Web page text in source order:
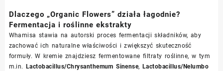
Dlaczego „Organic Flowers” działa łagodnie?
Fermentacja i roślinne ekstrakty
Whamisa stawia na autorski proces fermentacji składników, aby
zachować ich naturalne właściwości i zwiększyć skuteczność
formuły. W kremie znajdziesz fermentowane filtraty roślinne, w tym
m.in.
Lactobacillus/Chrysanthemum Sinense, Lactobacillus/Nelumbo